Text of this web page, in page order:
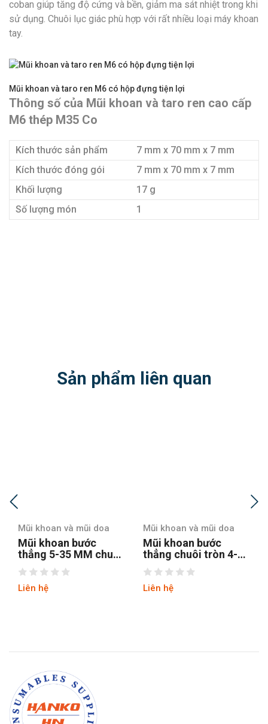
coban giúp tăng độ cứng và bền, giảm ma sát nhiệt trong khi
sử dụng. Chuôi lục giác phù hợp với rất nhiều loại máy khoan
tay.
Mũi khoan và taro ren M6 có hộp đựng tiện lợi
Thông số của Mũi khoan và taro ren cao cấp
M6 thép M35 Co
Kích thước sản phẩm
7 mm x 70 mm x 7 mm
Kích thước đóng gói
7 mm x 70 mm x 7 mm
Khối lượng
17 g
Số lượng món
1
Sản phẩm liên quan
Mũi khoan và mũi doa
Mũi khoan bước
thẳng 5-35 MM chuôi
tròn
Liên hệ
Mũi khoan và mũi doa
Mũi khoan bước
thẳng chuôi tròn 4-12
hss4241 tin
Liên hệ